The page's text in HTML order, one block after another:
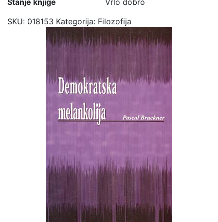
Stanje knjige
Vrlo dobro
SKU: 018153 Kategorija: Filozofija